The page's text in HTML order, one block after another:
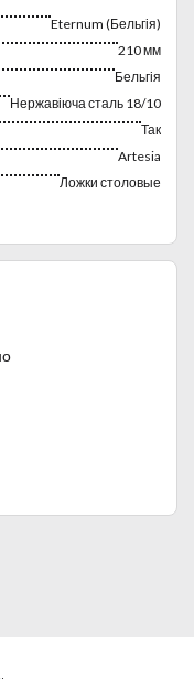
Eternum (Бельгія)
210 мм
Бельгія
Нержавіюча сталь 18/10
Так
Artesia
Ложки столовые